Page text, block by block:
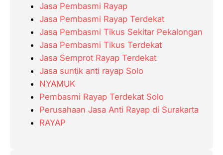
Jasa Pembasmi Rayap
Jasa Pembasmi Rayap Terdekat
Jasa Pembasmi Tikus Sekitar Pekalongan
Jasa Pembasmi Tikus Terdekat
Jasa Semprot Rayap Terdekat
Jasa suntik anti rayap Solo
NYAMUK
Pembasmi Rayap Terdekat Solo
Perusahaan Jasa Anti Rayap di Surakarta
RAYAP